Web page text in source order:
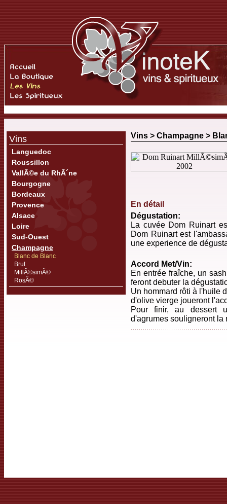
Vins
Languedoc
Roussillon
VallÃ©e du RhÃ´ne
Bourgogne
Bordeaux
Provence
Alsace
Loire
Sud-Ouest
Champagne
Blanc de Blanc
Brut
MillÃ©simÃ©
RosÃ©
Vins > Champagne >
En détail
Dégustation:
La cuvée Dom Ruinart
Dom Ruinart est
une experience de
Accord Met/Vin:
En entrée fraîche, un
feront debuter la
Un hommard rôti à l'huile
d'olive vierge joueront
Pour finir, au dessert
d'agrumes souligneront la